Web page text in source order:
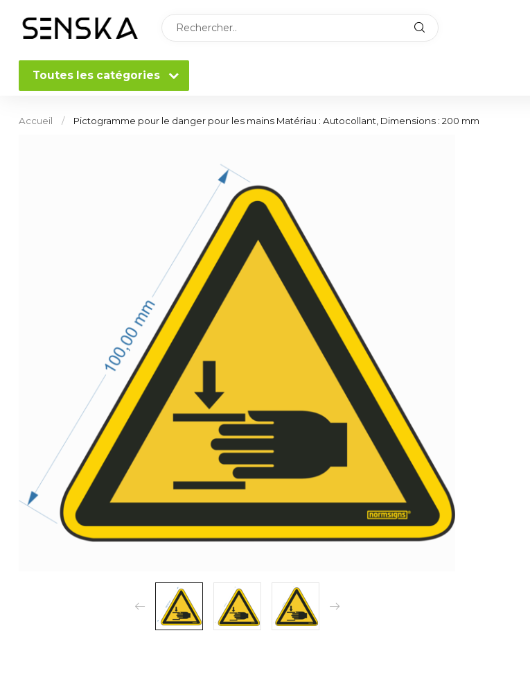
Toutes les catégories
Accueil / Pictogramme pour le danger pour les mains Matériau : Autocollant, Dimensions : 200 mm